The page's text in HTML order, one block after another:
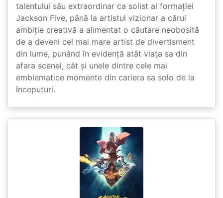
talentului său extraordinar ca solist al formației
Jackson Five, până la artistul vizionar a cărui
ambiție creativă a alimentat o căutare neobosită
de a deveni cel mai mare artist de divertisment
din lume, punând în evidență atât viața sa din
afara scenei, cât și unele dintre cele mai
emblematice momente din cariera sa solo de la
începuturi.